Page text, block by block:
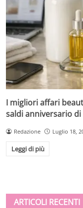
I migliori affari
saldi anniversario
Redazione Luglio 18,
Leggi di più
ARTICOLI RECENTI